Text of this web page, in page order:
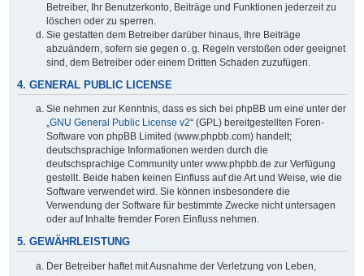
Betreiber, Ihr Benutzerkonto, Beiträge und Funktionen jederzeit zu
löschen oder zu sperren.
Sie gestatten dem Betreiber darüber hinaus, Ihre Beiträge
abzuändern, sofern sie gegen o. g. Regeln verstoßen oder geeignet
sind, dem Betreiber oder einem Dritten Schaden zuzufügen.
4. GENERAL PUBLIC LICENSE
Sie nehmen zur Kenntnis, dass es sich bei phpBB um eine unter der
„GNU General Public License v2“ (GPL) bereitgestellten Foren-
Software von phpBB Limited (www.phpbb.com) handelt;
deutschsprachige Informationen werden durch die
deutschsprachige Community unter www.phpbb.de zur Verfügung
gestellt. Beide haben keinen Einfluss auf die Art und Weise, wie die
Software verwendet wird. Sie können insbesondere die
Verwendung der Software für bestimmte Zwecke nicht untersagen
oder auf Inhalte fremder Foren Einfluss nehmen.
5. GEWÄHRLEISTUNG
Der Betreiber haftet mit Ausnahme der Verletzung von Leben,